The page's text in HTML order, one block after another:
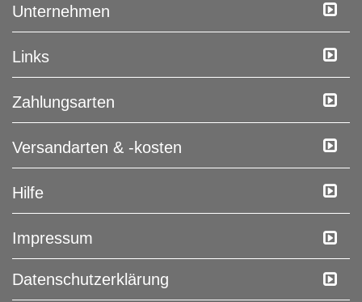
Unternehmen
Links
Zahlungsarten
Versandarten & -kosten
Hilfe
Impressum
Daten­schutz­erklärung